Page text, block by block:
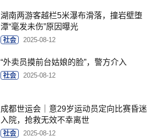
湖南两游客越栏5米瀑布滑落，撞岩壁堕
潭“毫发未伤”原因曝光
社会 2025-08-12
“外卖员摸前台姑娘的脸”，警方介入
社会 2025-08-12
成都世运会｜意29岁运动员定向比赛昏迷
入院，抢救无效不幸离世
社会 2025-08-12